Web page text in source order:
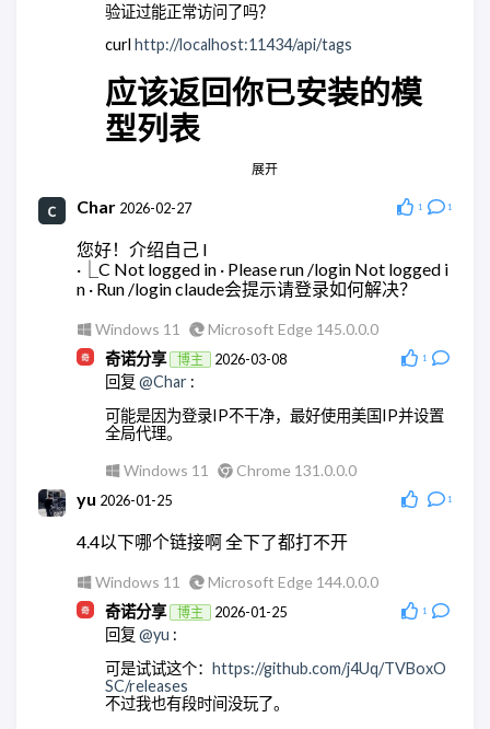
有相关教学么，查了全都是ai。单纯消耗token太贵
Windows 11
Microsoft Edge 148.0.0.0
奇诺分享
博主 2026-05-28
回复@wodty:
应该没有，都是集成大模型的。
回复@奇诺分享
集成没问题，但是全都跑大模型。有点贵。还是用
AstrBot api的方便点
Windows 11 Microsoft Edge 148.0.0.0
验证过能正常访问了吗？
curl http://localhost:11434/api/tags
应该返回你已安装的模
型列表
Android Quince Tart
ddy2026-03-18
嗯，这里是正常的
Windows 10
ddy2026-03-18
回复@奇诺分享 :
我重新来了一遍，现在可以了，非常感谢！！
Windows 10
Microsoft Edge 145.0.0.0
回复@ddy:
Android Quince Tart Chrome 146.0.0.0
展开
Char 2026-02-27 1 1
您好！介绍自己 l
·⎿C Not logged in · Please run /login Not logged i
n · Run /login claude会提示请登录如何解决？
Windows 11
Microsoft Edge 145.0.0.0
奇诺分享
博主 2026-03-08 1
回复 @Char :
可能是因为登录IP不干净，最好使用美国IP并设置
全局代理。
Windows 11 Chrome 131.0.0.0
yu 2026-01-25 1
4.4以下哪个链接啊 全下了都打不开
Windows 11
Microsoft Edge 144.0.0.0
奇诺分享
博主 2026-01-25 1
回复 @yu :
可是试试这个： https://github.com/j4Uq/TVBoxO
SC/releases
不过我也有段时间没玩了。